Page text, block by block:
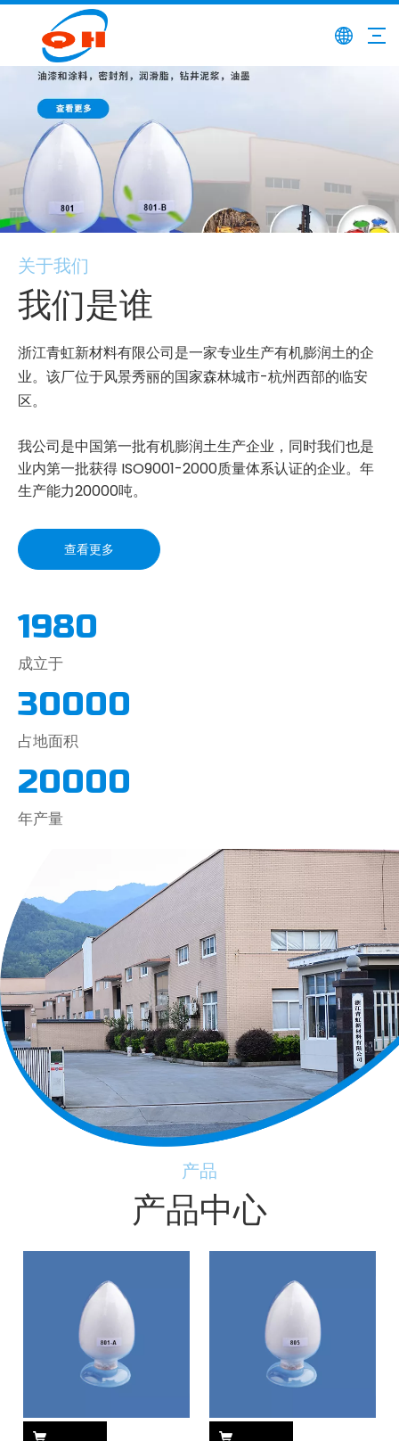
关于我们
我们是谁
浙江青虹新材料有限公司是一家专业生产有机膨润土的企
业。该厂位于风景秀丽的国家森林城市-杭州西部的临安
区。
我公司是中国第一批有机膨润土生产企业，同时我们也是
业内第一批获得 ISO9001-2000质量体系认证的企业。年
生产能力20000吨。
查看更多
1980
成立于
30000
占地面积
20000
年产量
产品
产品中心